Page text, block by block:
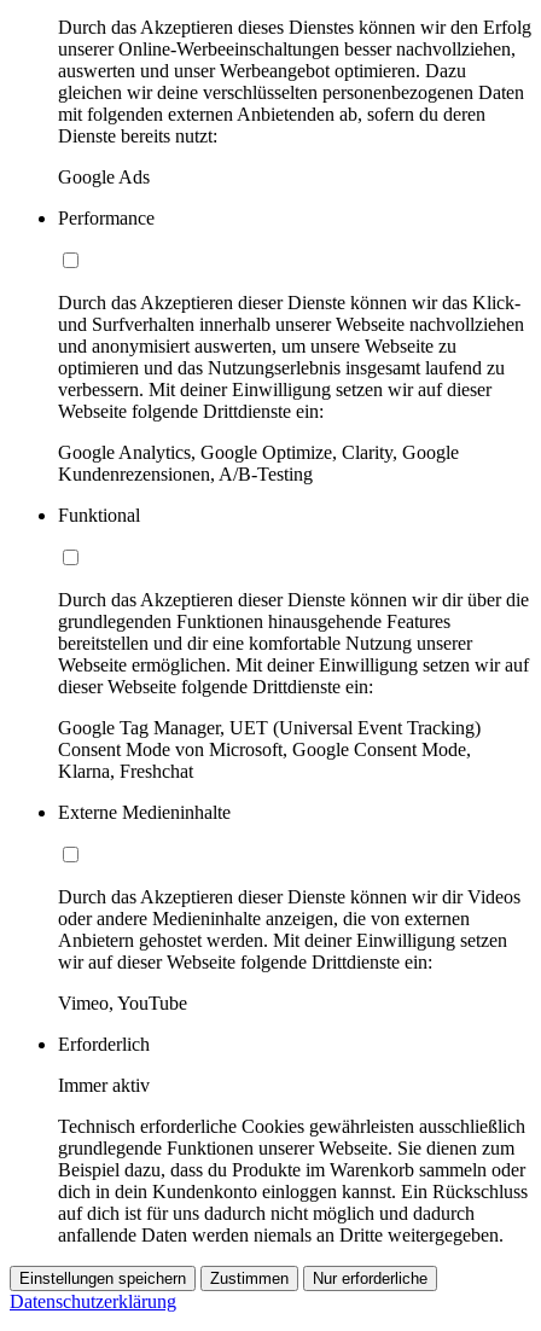
Durch das Akzeptieren dieses Dienstes können wir den Erfolg
unserer Online-Werbeeinschaltungen besser nachvollziehen,
auswerten und unser Werbeangebot optimieren. Dazu
gleichen wir deine verschlüsselten personenbezogenen Daten
mit folgenden externen Anbietenden ab, sofern du deren
Dienste bereits nutzt:
Google Ads
Performance
Durch das Akzeptieren dieser Dienste können wir das Klick-
und Surfverhalten innerhalb unserer Webseite nachvollziehen
und anonymisiert auswerten, um unsere Webseite zu
optimieren und das Nutzungserlebnis insgesamt laufend zu
verbessern. Mit deiner Einwilligung setzen wir auf dieser
Webseite folgende Drittdienste ein:
Google Analytics, Google Optimize, Clarity, Google
Kundenrezensionen, A/B-Testing
Funktional
Durch das Akzeptieren dieser Dienste können wir dir über die
grundlegenden Funktionen hinausgehende Features
bereitstellen und dir eine komfortable Nutzung unserer
Webseite ermöglichen. Mit deiner Einwilligung setzen wir auf
dieser Webseite folgende Drittdienste ein:
Google Tag Manager, UET (Universal Event Tracking)
Consent Mode von Microsoft, Google Consent Mode,
Klarna, Freshchat
Externe Medieninhalte
Durch das Akzeptieren dieser Dienste können wir dir Videos
oder andere Medieninhalte anzeigen, die von externen
Anbietern gehostet werden. Mit deiner Einwilligung setzen
wir auf dieser Webseite folgende Drittdienste ein:
Vimeo, YouTube
Erforderlich
Immer aktiv
Technisch erforderliche Cookies gewährleisten ausschließlich
grundlegende Funktionen unserer Webseite. Sie dienen zum
Beispiel dazu, dass du Produkte im Warenkorb sammeln oder
dich in dein Kundenkonto einloggen kannst. Ein Rückschluss
auf dich ist für uns dadurch nicht möglich und dadurch
anfallende Daten werden niemals an Dritte weitergegeben.
Einstellungen speichern Zustimmen Nur erforderliche
Datenschutzerklärung